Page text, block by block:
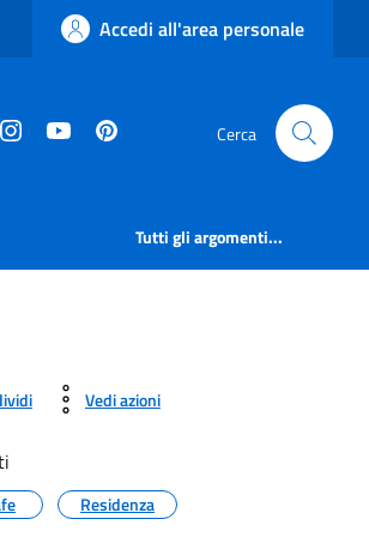
Accedi all'area personale
instagramcanale youtube Cerca
Tutti gli argomenti...
Vedi azioni
Residenza